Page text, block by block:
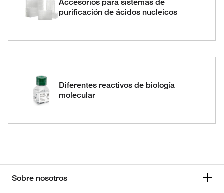
Accesorios para sistemas de
purificación de ácidos nucleicos
Diferentes reactivos de biología
molecular
Sobre nosotros